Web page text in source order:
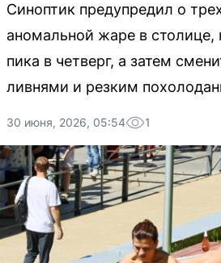
Синоптик предупредил о
аномальной жаре в столице,
пика в четверг, а затем
ливнями и резким
30 июня, 2026, 05:54 1